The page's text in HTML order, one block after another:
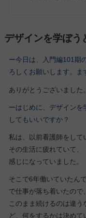
デザインを学ぼう
ー今日は、入門編101期
ろしくお願いします。
ま
ありがとうございました。
ーはじめに、デザイン
してもいいですか？
私は、以前看護師をして
その生活に疲れていて
感じになっていました。
そこで6年働いていたん
で仕事が落ち着いたので
このまま続けるのは違
ど、何をするかは決めて